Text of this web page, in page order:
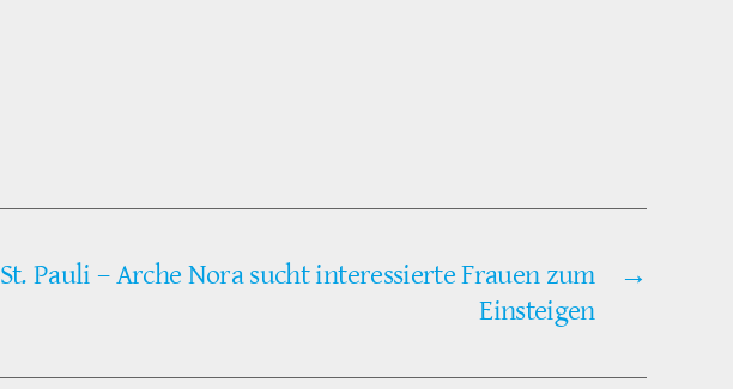
→
St. Pauli – Arche Nora sucht interessierte Frauen zum
Einsteigen